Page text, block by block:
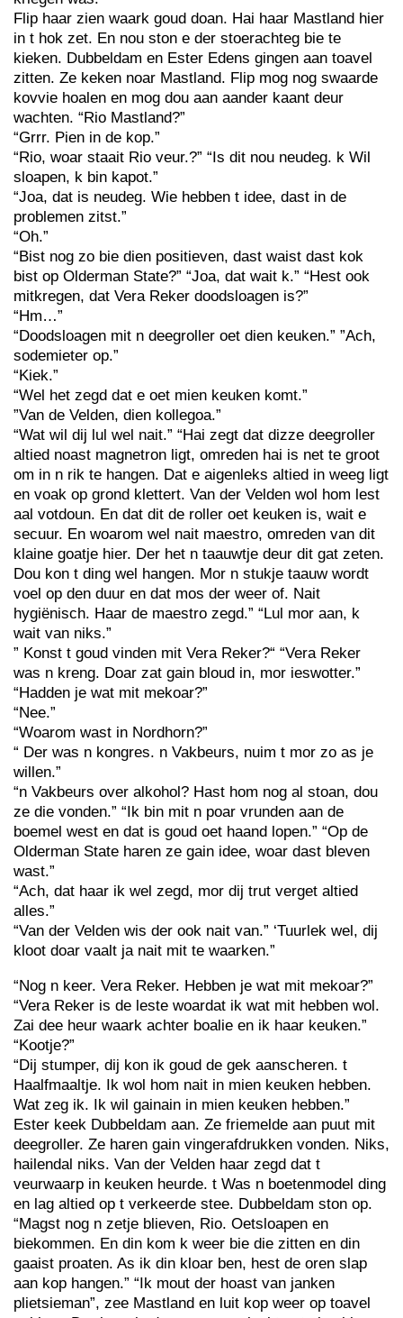
Flip haar zien waark goud doan. Hai haar Mastland hier
in t hok zet. En nou ston e der stoerachteg bie te
kieken. Dubbeldam en Ester Edens gingen aan toavel
zitten. Ze keken noar Mastland. Flip mog nog swaarde
kovvie hoalen en mog dou aan aander kaant deur
wachten. “Rio Mastland?”
“Grrr. Pien in de kop.”
“Rio, woar staait Rio veur.?” “Is dit nou neudeg. k Wil
sloapen, k bin kapot.”
“Joa, dat is neudeg. Wie hebben t idee, dast in de
problemen zitst.”
“Oh.”
“Bist nog zo bie dien positieven, dast waist dast kok
bist op Olderman State?” “Joa, dat wait k.” “Hest ook
mitkregen, dat Vera Reker doodsloagen is?”
“Hm…”
“Doodsloagen mit n deegroller oet dien keuken.” ”Ach,
sodemieter op.”
“Kiek.”
“Wel het zegd dat e oet mien keuken komt.”
”Van de Velden, dien kollegoa.”
“Wat wil dij lul wel nait.” “Hai zegt dat dizze deegroller
altied noast magnetron ligt, omreden hai is net te groot
om in n rik te hangen. Dat e aigenleks altied in weeg ligt
en voak op grond klettert. Van der Velden wol hom lest
aal votdoun. En dat dit de roller oet keuken is, wait e
secuur. En woarom wel nait maestro, omreden van dit
klaine goatje hier. Der het n taauwtje deur dit gat zeten.
Dou kon t ding wel hangen. Mor n stukje taauw wordt
voel op den duur en dat mos der weer of. Nait
hygiënisch. Haar de maestro zegd.” “Lul mor aan, k
wait van niks.”
” Konst t goud vinden mit Vera Reker?“ “Vera Reker
was n kreng. Doar zat gain bloud in, mor ieswotter.”
“Hadden je wat mit mekoar?”
“Nee.”
“Woarom wast in Nordhorn?”
“ Der was n kongres. n Vakbeurs, nuim t mor zo as je
willen.”
“n Vakbeurs over alkohol? Hast hom nog al stoan, dou
ze die vonden.” “Ik bin mit n poar vrunden aan de
boemel west en dat is goud oet haand lopen.” “Op de
Olderman State haren ze gain idee, woar dast bleven
wast.”
“Ach, dat haar ik wel zegd, mor dij trut verget altied
alles.”
“Van der Velden wis der ook nait van.” ‘Tuurlek wel, dij
kloot doar vaalt ja nait mit te waarken.”
“Nog n keer. Vera Reker. Hebben je wat mit mekoar?”
“Vera Reker is de leste woardat ik wat mit hebben wol.
Zai dee heur waark achter boalie en ik haar keuken.”
“Kootje?”
“Dij stumper, dij kon ik goud de gek aanscheren. t
Haalfmaaltje. Ik wol hom nait in mien keuken hebben.
Wat zeg ik. Ik wil gainain in mien keuken hebben.”
Ester keek Dubbeldam aan. Ze friemelde aan puut mit
deegroller. Ze haren gain vingerafdrukken vonden. Niks,
hailendal niks. Van der Velden haar zegd dat t
veurwaarp in keuken heurde. t Was n boetenmodel ding
en lag altied op t verkeerde stee. Dubbeldam ston op.
“Magst nog n zetje blieven, Rio. Oetsloapen en
biekommen. En din kom k weer bie die zitten en din
gaaist proaten. As ik din kloar ben, hest de oren slap
aan kop hangen.” “Ik mout der hoast van janken
plietsieman”, zee Mastland en luit kop weer op toavel